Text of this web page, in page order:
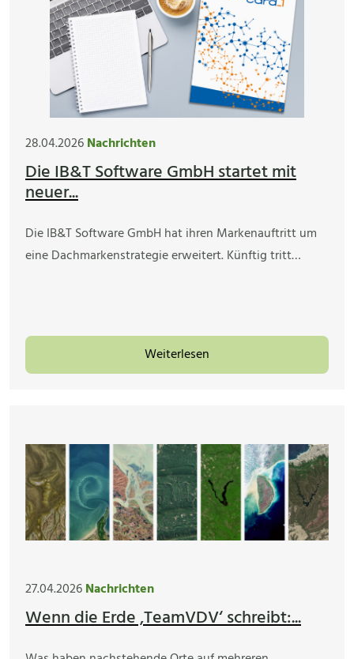
28.04.2026Nachrichten
Die IB&T Software GmbH startet mit
neuer...
Die IB&T Software GmbH hat ihren Markenauftritt um
eine Dachmarkenstrategie erweitert. Künftig tritt…
Weiterlesen
27.04.2026Nachrichten
Wenn die Erde ‚TeamVDV‘ schreibt:...